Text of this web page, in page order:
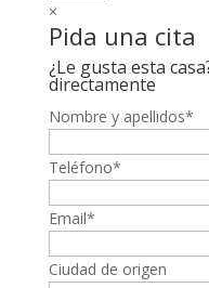
×
Pida una cita
¿Le gusta esta
directamente
Nombre y apellidos*
Teléfono*
Email*
Ciudad de origen